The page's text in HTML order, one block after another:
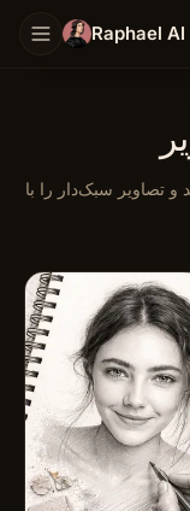
Raphael AI
و تصاویر سبک‌دار را با